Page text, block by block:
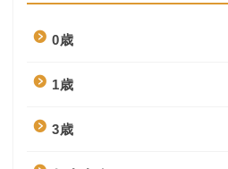
0歳
1歳
3歳